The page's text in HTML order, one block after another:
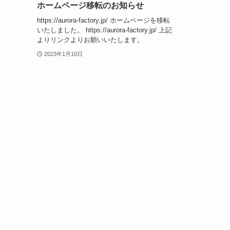
ホームページ移転のお知らせ
https://aurora-factory.jp/ ホームページを移転
いたしました。 https://aurora-factory.jp/ 上記
よりリンクよりお願いいたします。
2023年1月10日